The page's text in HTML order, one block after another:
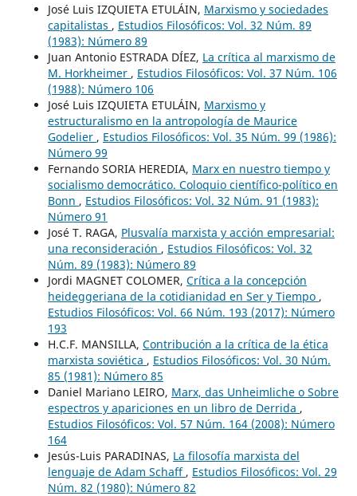
José Luis IZQUIETA ETULÁIN, Marxismo y sociedades
capitalistas , Estudios Filosóficos: Vol. 32 Núm. 89
(1983): Número 89
Juan Antonio ESTRADA DÍEZ, La crítica al marxismo de
M. Horkheimer , Estudios Filosóficos: Vol. 37 Núm. 106
(1988): Número 106
José Luis IZQUIETA ETULÁIN, Marxismo y
estructuralismo en la antropología de Maurice
Godelier , Estudios Filosóficos: Vol. 35 Núm. 99 (1986):
Número 99
Fernando SORIA HEREDIA, Marx en nuestro tiempo y
socialismo democrático. Coloquio científico-político en
Bonn , Estudios Filosóficos: Vol. 32 Núm. 91 (1983):
Número 91
José T. RAGA, Plusvalía marxista y acción empresarial:
una reconsideración , Estudios Filosóficos: Vol. 32
Núm. 89 (1983): Número 89
Jordi MAGNET COLOMER, Crítica a la concepción
heideggeriana de la cotidianidad en Ser y Tiempo ,
Estudios Filosóficos: Vol. 66 Núm. 193 (2017): Número
193
H.C.F. MANSILLA, Contribución a la crítica de la ética
marxista soviética , Estudios Filosóficos: Vol. 30 Núm.
85 (1981): Número 85
Daniel Mariano LEIRO, Marx, das Unheimliche o Sobre
espectros y apariciones en un libro de Derrida ,
Estudios Filosóficos: Vol. 57 Núm. 164 (2008): Número
164
Jesús-Luis PARADINAS, La filosofía marxista del
lenguaje de Adam Schaff , Estudios Filosóficos: Vol. 29
Núm. 82 (1980): Número 82